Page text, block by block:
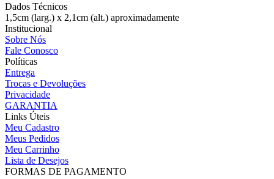
Dados Técnicos
1,5cm (larg.) x 2,1cm (alt.) aproximadamente
Institucional
Sobre Nós
Fale Conosco
Políticas
Entrega
Trocas e Devoluções
Privacidade
GARANTIA
Links Úteis
Meu Cadastro
Meus Pedidos
Meu Carrinho
Lista de Desejos
FORMAS DE PAGAMENTO